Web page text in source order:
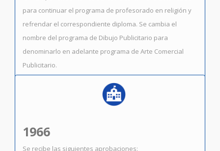
para continuar el programa de profesorado en religión y
refrendar el correspondiente diploma. Se cambia el
nombre del programa de Dibujo Publicitario para
denominarlo en adelante programa de Arte Comercial
Publicitario.
1966
Se recibe las siguientes aprobaciones: